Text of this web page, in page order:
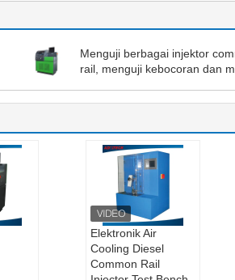
Menguji berbagai injektor
rail, menguji kebocoran dan
Elektronik Air
Cooling Diesel
Common Rail